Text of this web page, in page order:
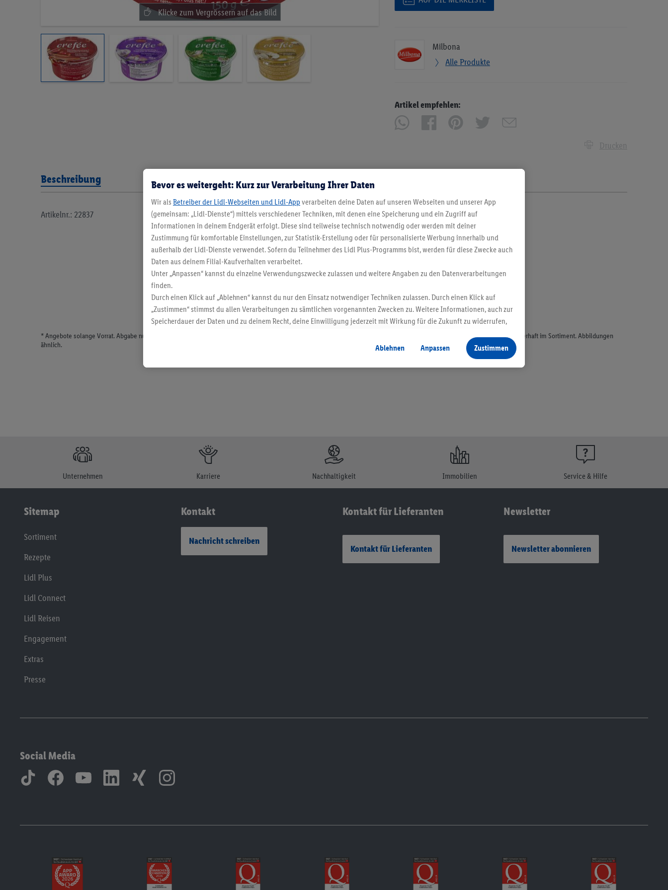
Milbona
Alle Produkte
Artikel empfehlen:
Drucken
Beschreibung
Artikelnr.: 22837
* Angebote solange Vorrat. Abgabe nur in haushaltsüblichen Mengen. Verkauf ohne Dekoration. Die hier beworbenen Produkte, vor allem NonFood-Produkte, sind nicht alle dauerhaft im Sortiment. Abbildungen
ähnlich.
Unternehmen Karriere Nachhaltigkeit Immobilien Service & Hilfe
Sitemap
Sortiment
Rezepte
Lidl Plus
Lidl Connect
Lidl Reisen
Engagement
Extras
Presse
Kontakt
Nachricht schreiben
Kontakt für Lieferanten
Kontakt für Lieferanten
Newsletter
Newsletter abonnieren
Social Media
Bevor es weitergeht: Kurz zur Verarbeitung Ihrer Daten
Wir als Betreiber der Lidl-Webseiten und Lidl-App verarbeiten deine Daten auf unseren Webseiten und unserer App
(gemeinsam: „Lidl-Dienste“) mittels verschiedener Techniken, mit denen eine Speicherung und ein Zugriff auf
Informationen in deinem Endgerät erfolgt. Diese sind teilweise technisch notwendig oder werden mit deiner
Zustimmung für komfortable Einstellungen, zur Statistik-Erstellung oder für personalisierte Werbung innerhalb und
außerhalb der Lidl-Dienste verwendet. Sofern du Teilnehmer des Lidl Plus-Programms bist, werden für diese Zwecke auch
Daten aus deinem Filial-Kaufverhalten verarbeitet.
Unter „Anpassen“ kannst du einzelne Verwendungszwecke zulassen und weitere Angaben zu den Datenverarbeitungen
finden.
Durch einen Klick auf „Ablehnen“ kannst du nur den Einsatz notwendiger Techniken zulassen. Durch einen Klick auf
„Zustimmen“ stimmst du allen Verarbeitungen zu sämtlichen vorgenannten Zwecken zu. Weitere Informationen, auch zur
Speicherdauer der Daten und zu deinem Recht, deine Einwilligung jederzeit mit Wirkung für die Zukunft zu widerrufen,
Ablehnen
Anpassen Zustimmen